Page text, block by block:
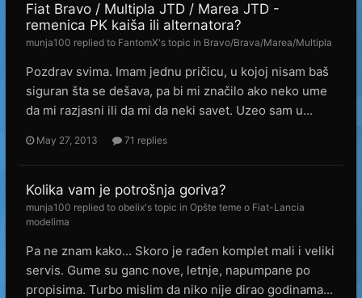
Fiat Bravo / Multipla JTD / Marea JTD -
remenica PK kaiša ili alternatora?
munja100 replied to FantomX's topic in Bravo/Brava/Marea/Multipla
Pozdrav svima. Imam jednu pričicu, u kojoj nisam baš
siguran šta se dešava, pa bi mi značilo ako neko ume
da mi razjasni ili da mi da neki savet. Uzeo sam u...
May 27, 2013 71 replies
Kolika vam je potrošnja goriva?
munja100 replied to obelix's topic in Opšte teme o Fiat-Lancia
modelima
Pa ne znam kako... Skoro je rađen komplet mali i veliki
servis. Gume su ganc nove, letnje, napumpane po
propisima. Turbo mislim da niko nije dirao godinama...